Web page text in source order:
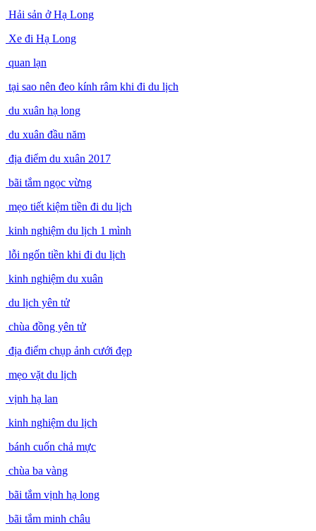
Hải sản ở Hạ Long
Xe đi Hạ Long
quan lạn
tại sao nên đeo kính râm khi đi du lịch
du xuân hạ long
du xuân đầu năm
địa điểm du xuân 2017
bãi tắm ngọc vừng
mẹo tiết kiệm tiền đi du lịch
kinh nghiệm du lịch 1 mình
lỗi ngốn tiền khi đi du lịch
kinh nghiệm du xuân
du lịch yên tử
chùa đồng yên tử
địa điểm chụp ảnh cưới đẹp
mẹo vặt du lịch
vịnh hạ lan
kinh nghiệm du lịch
bánh cuốn chả mực
chùa ba vàng
bãi tắm vịnh hạ long
bãi tắm minh châu